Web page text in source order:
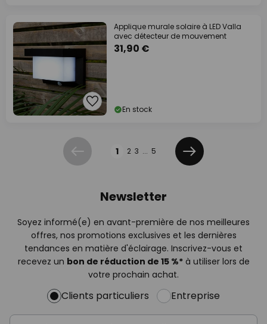
Applique murale solaire à LED Valla
avec détecteur de mouvement
31,90 €
En stock
Précédent 1 2 3 ... 5
Suivant
Newsletter
Soyez informé(e) en avant-première de nos meilleures
offres, nos promotions exclusives et les dernières
tendances en matière d'éclairage. Inscrivez-vous et
recevez un bon de réduction de 15 %*à utiliser lors de
votre prochain achat.
Clients particuliers Entreprise